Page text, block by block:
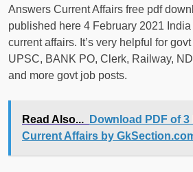
Answers Current Affairs free pdf
published here 4 February 2021
current affairs. It’s very helpful for
UPSC, BANK PO, Clerk, Railway,
and more govt job posts.
Read Also...
Download PDF of
Current Affairs by